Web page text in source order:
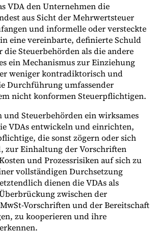
werdenWählen Sie einen Experten
VDA den Unternehmen die
aus Sicht der Mehrwertsteuer
und informelle oder versteckte
eine vereinbarte, definierte Schuld
Steuerbehörden als die andere
ein Mechanismus zur Einziehung
weniger kontradiktorisch und
Durchführung umfassender
nicht konformen Steuerpflichtigen.
und Steuerbehörden ein wirksames
VDAs entwickeln und einrichten,
die sonst zögern oder sich
zur Einhaltung der Vorschriften
und Prozessrisiken auf sich zu
vollständigen Durchsetzung
dienen die VDAs als
zwischen der
Vorschriften und der Bereitschaft
zu kooperieren und ihre